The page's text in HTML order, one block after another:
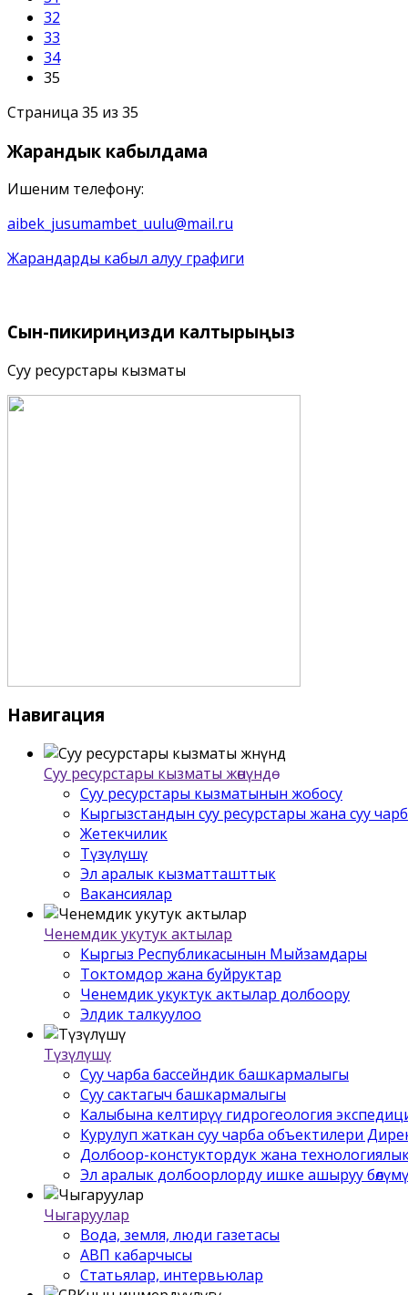
32
33
34
35
Страница 35 из 35
Жарандык кабылдама
Ишеним телефону:
aibek_jusumambet_uulu@mail.ru
Жарандарды кабыл алуу графиги
Сын-пикириңизди калтырыңыз
Суу ресурстары кызматы
Навигация
Суу ресурстары кызматы жѳнүндѳ
Суу ресурстары кызматынын жобосу
Кыргызстандын суу ресурстары жана суу
Жетекчилик
Түзүлүшү
Эл аралык кызматташттык
Вакансиялар
Ченемдик укутук актылар
Кыргыз Республикасынын Мыйзамдары
Токтомдор жана буйруктар
Ченемдик укуктук актылар долбоору
Элдик талкуулоо
Түзүлүшү
Суу чарба бассейндик башкармалыгы
Суу сактагыч башкармалыгы
Калыбына келтирүү гидрогеология
Курулуп жаткан суу чарба объектилери
Долбоор-констуктордук жана
Эл аралык долбоорлорду ишке ашыруу бѳлүмү
Чыгаруулар
Вода, земля, люди газетасы
АВП кабарчысы
Статьялар, интервьюлар